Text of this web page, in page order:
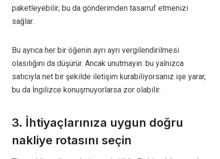
paketleyebilir; bu da gönderimden tasarruf etmenizi
sağlar.
Bu ayrıca her bir öğenin ayrı ayrı vergilendirilmesi
olasılığını da düşürür. Ancak unutmayın: bu yalnızca
satıcıyla net bir şekilde iletişim kurabiliyorsanız işe yarar,
bu da İngilizce konuşmuyorlarsa zor olabilir.
3. İhtiyaçlarınıza uygun doğru
nakliye rotasını seçin